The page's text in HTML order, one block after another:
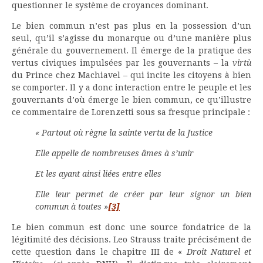
questionner le système de croyances dominant.
Le bien commun n’est pas plus en la possession d’un
seul, qu’il s’agisse du monarque ou d’une manière plus
générale du gouvernement. Il émerge de la pratique des
vertus civiques impulsées par les gouvernants – la virtù
du Prince chez Machiavel – qui incite les citoyens à bien
se comporter. Il y a donc interaction entre le peuple et les
gouvernants d’où émerge le bien commun, ce qu’illustre
ce commentaire de Lorenzetti sous sa fresque principale :
« Partout où règne la sainte vertu de la Justice
Elle appelle de nombreuses âmes à s’unir
Et les ayant ainsi liées entre elles
Elle leur permet de créer par leur signor un bien
commun à toutes »[3]
Le bien commun est donc une source fondatrice de la
légitimité des décisions. Leo Strauss traite précisément de
cette question dans le chapitre III de « Droit Naturel et